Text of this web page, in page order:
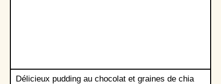
Délicieux pudding au chocolat et graines de chia